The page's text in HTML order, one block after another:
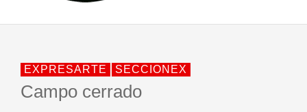
EXPRESARTE SECCIONEX
Campo cerrado